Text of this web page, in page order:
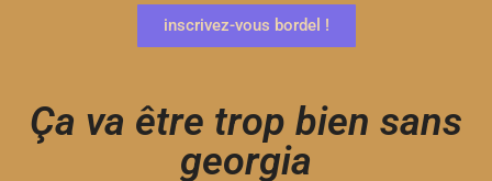
inscrivez-vous bordel !
Ça va être trop bien sans
georgia